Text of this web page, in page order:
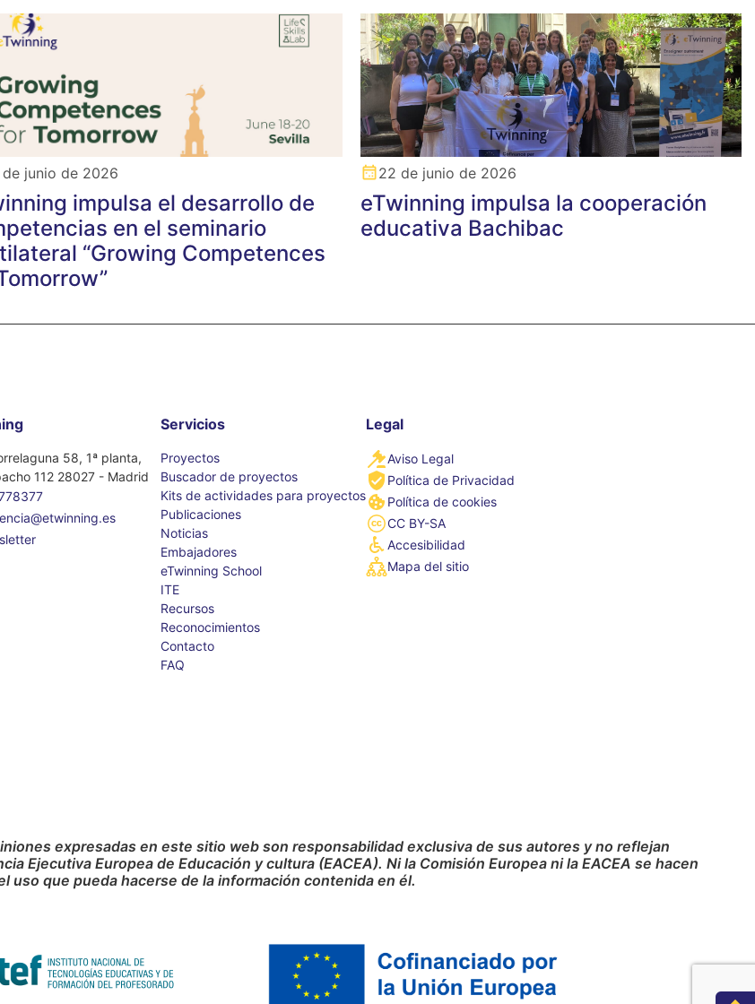
junio de 2026
impulsa el desarrollo de
en el seminario
“Growing Competences
22 de junio de 2026
eTwinning impulsa la cooperación
educativa Bachibac
58, 1ª planta,
112 28027 - Madrid
Servicios
Proyectos
Buscador de proyectos
Kits de actividades para proyectos
Publicaciones
Noticias
Embajadores
eTwinning School
ITE
Recursos
Reconocimientos
Contacto
FAQ
Legal
Aviso Legal
Política de Privacidad
Política de cookies
CC BY-SA
Accesibilidad
Mapa del sitio
expresadas en este sitio web son responsabilidad exclusiva de sus autores y no reflejan
Ejecutiva Europea de Educación y cultura (EACEA). Ni la Comisión Europea ni la EACEA se hacen
uso que pueda hacerse de la información contenida en él.